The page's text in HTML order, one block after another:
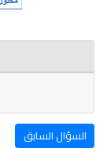
السؤال السابق